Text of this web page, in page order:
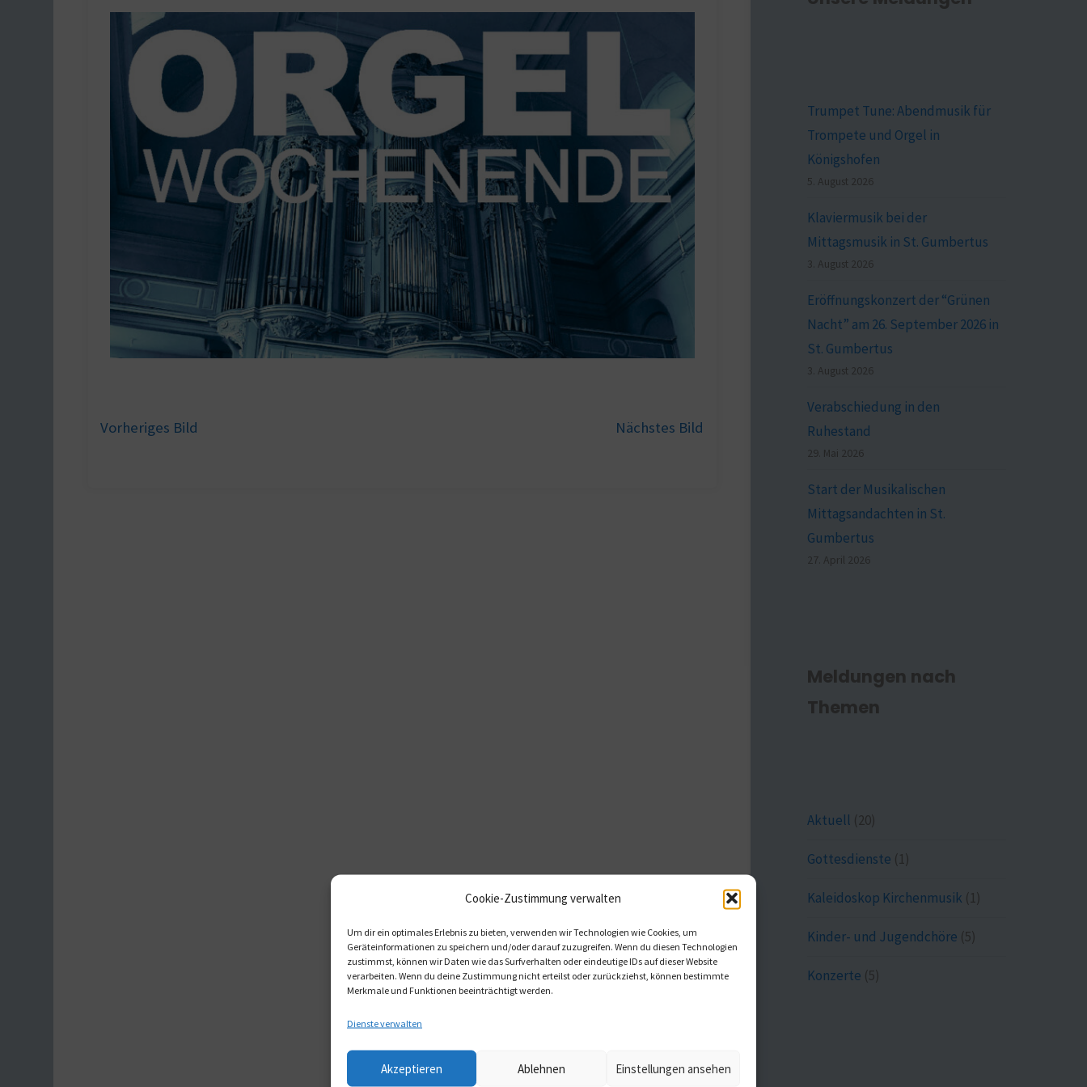
Cookie-Zustimmung verwalten
Um dir ein optimales Erlebnis zu bieten, verwenden wir Technologien wie Cookies, um
Geräteinformationen zu speichern und/oder darauf zuzugreifen. Wenn du diesen Technologien
zustimmst, können wir Daten wie das Surfverhalten oder eindeutige IDs auf dieser Website
verarbeiten. Wenn du deine Zustimmung nicht erteilst oder zurückziehst, können bestimmte
Merkmale und Funktionen beeinträchtigt werden.
Dienste verwalten
Akzeptieren Ablehnen Einstellungen ansehen
Vorheriges Bild Nächstes Bild
Trumpet Tune: Abendmusik für
Trompete und Orgel in
Königshofen
5. August 2026
Klaviermusik bei der
Mittagsmusik in St. Gumbertus
3. August 2026
Eröffnungskonzert der “Grünen
Nacht” am 26. September 2026 in
St. Gumbertus
3. August 2026
Verabschiedung in den
Ruhestand
29. Mai 2026
Start der Musikalischen
Mittagsandachten in St.
Gumbertus
27. April 2026
Meldungen nach
Themen
Aktuell (20)
Gottesdienste (1)
Kaleidoskop Kirchenmusik (1)
Kinder- und Jugendchöre (5)
Konzerte (5)